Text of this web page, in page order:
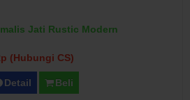
Jati Rustic Modern
(Hubungi CS)
Detail Beli